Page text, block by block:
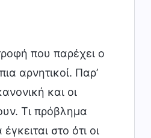
που παρέχει ο
αρνητικοί. Παρ’
και οι
Τι πρόβλημα
στο ότι οι